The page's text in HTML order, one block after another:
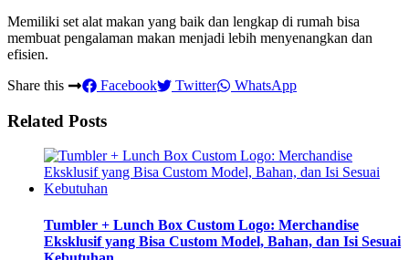
Memiliki set alat makan yang baik dan lengkap di rumah bisa
membuat pengalaman makan menjadi lebih menyenangkan dan
efisien.
Share this
Facebook Twitter WhatsApp
Related Posts
Tumbler + Lunch Box Custom Logo: Merchandise
Eksklusif yang Bisa Custom Model, Bahan, dan Isi Sesuai